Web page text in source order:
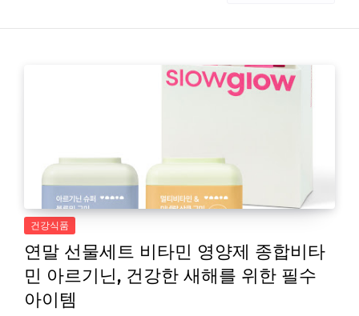
건강식품
연말 선물세트 비타민 영양제 종합비타
민 아르기닌, 건강한 새해를 위한 필수
아이템